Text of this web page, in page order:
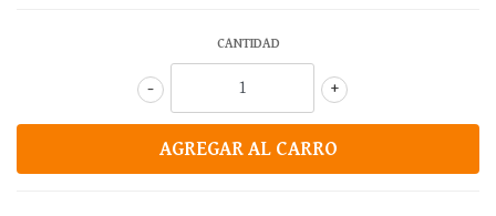
CANTIDAD
+
-